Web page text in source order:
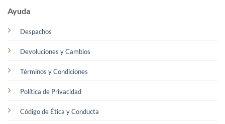
Ayuda
Despachos
Devoluciones y Cambios
Términos y Condiciones
Política de Privacidad
Código de Ética y Conducta